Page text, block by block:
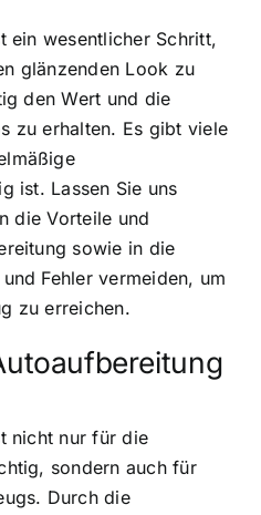
ein wesentlicher Schritt,
glänzenden Look zu
den Wert und die
zu erhalten. Es gibt viele
ist. Lassen Sie uns
die Vorteile und
sowie in die
Fehler vermeiden, um
zu erreichen.
nicht nur für die
sondern auch für
Durch die